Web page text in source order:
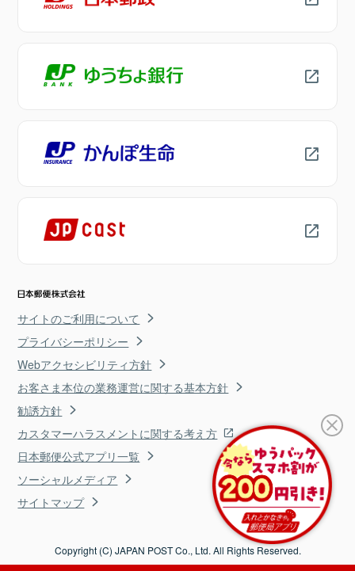
サイトのご利用について
プライバシーポリシー
Webアクセシビリティ方針
お客さま本位の業務運営に関する基本方針
勧誘方針
カスタマーハラスメントに関する考え方
日本郵便公式アプリ一覧
ソーシャルメディア
サイトマップ
Copyright (C) JAPAN POST Co., Ltd. All Rights Reserved.